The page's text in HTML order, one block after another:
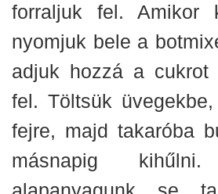
forraljuk fel. Amikor
nyomjuk bele a
adjuk hozzá a cukrot
fel. Töltsük
fejre, majd takaróba
másnapig